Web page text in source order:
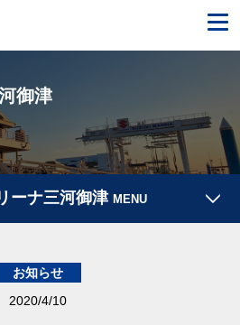
御津
ーナ三河御津 MENU
お知らせ
2020/4/10